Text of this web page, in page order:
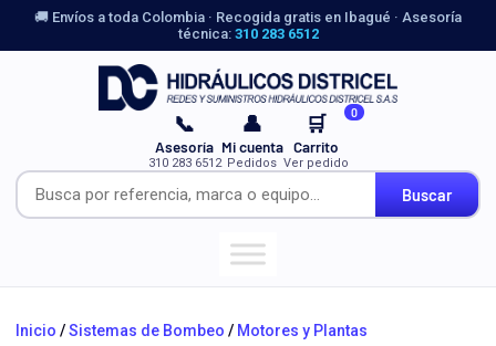
🚚 Envíos a toda Colombia · Recogida gratis en Ibagué · Asesoría
técnica: 310 283 6512
Buscar
📞
Asesoría
310 283 6512
👤
Mi cuenta
Pedidos
🛒 0
Carrito
Ver pedido
Inicio /Sistemas de Bombeo / Motores y Plantas